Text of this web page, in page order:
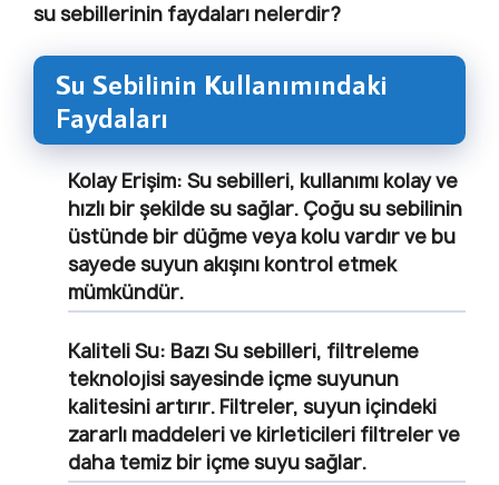
su sebillerinin faydaları nelerdir?
Su Sebilinin Kullanımındaki
Faydaları
Kolay Erişim: Su sebilleri, kullanımı kolay ve
hızlı bir şekilde su sağlar. Çoğu su sebilinin
üstünde bir düğme veya kolu vardır ve bu
sayede suyun akışını kontrol etmek
mümkündür.
Kaliteli Su: Bazı Su sebilleri, filtreleme
teknolojisi sayesinde içme suyunun
kalitesini artırır. Filtreler, suyun içindeki
zararlı maddeleri ve kirleticileri filtreler ve
daha temiz bir içme suyu sağlar.